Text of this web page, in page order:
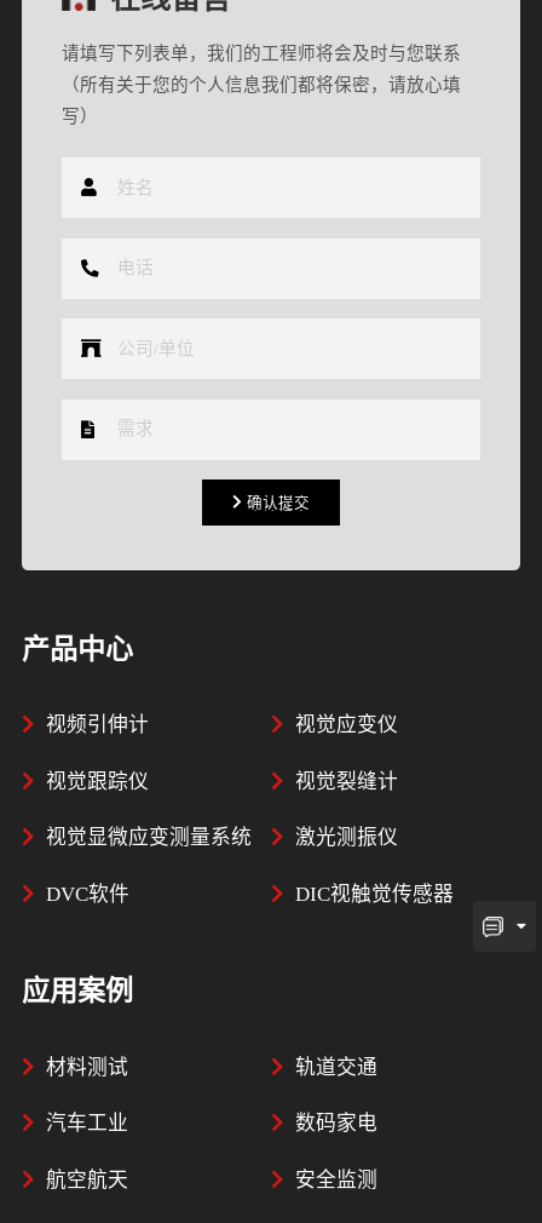
请填写下列表单，我们的工程师将会及时与您联系
（所有关于您的个人信息我们都将保密，请放心填
写）
确认提交
产品中心
视频引伸计 视觉应变仪
视觉跟踪仪 视觉裂缝计
视觉显微应变测量系统 激光测振仪
DVC软件 DIC视触觉传感器
应用案例
材料测试
汽车工业
航空航天
轨道交通
数码家电
安全监测